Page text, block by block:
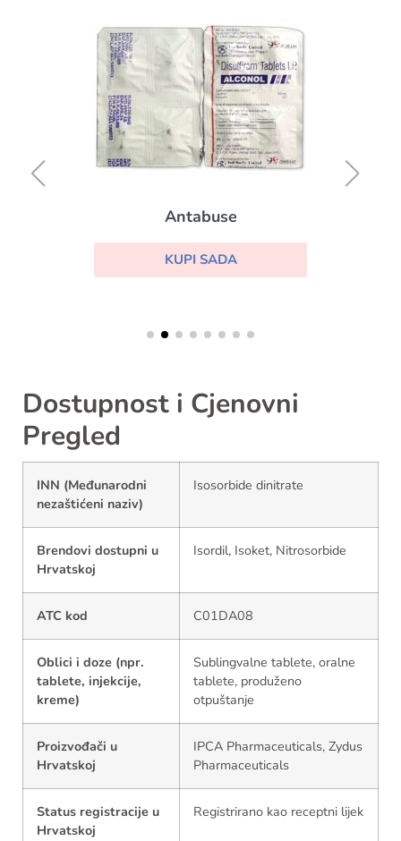
Antabuse
KUPI SADA
Dostupnost i Cjenovni
Pregled
INN (Međunarodni
nezaštićeni naziv)
Isosorbide dinitrate
Brendovi dostupni u
Hrvatskoj
Isordil, Isoket, Nitrosorbide
ATC kod C01DA08
Oblici i doze (npr.
tablete, injekcije,
kreme)
Sublingvalne tablete, oralne
tablete, produženo
otpuštanje
Proizvođači u
Hrvatskoj
IPCA Pharmaceuticals, Zydus
Pharmaceuticals
Status registracije u
Hrvatskoj
Registrirano kao receptni lijek